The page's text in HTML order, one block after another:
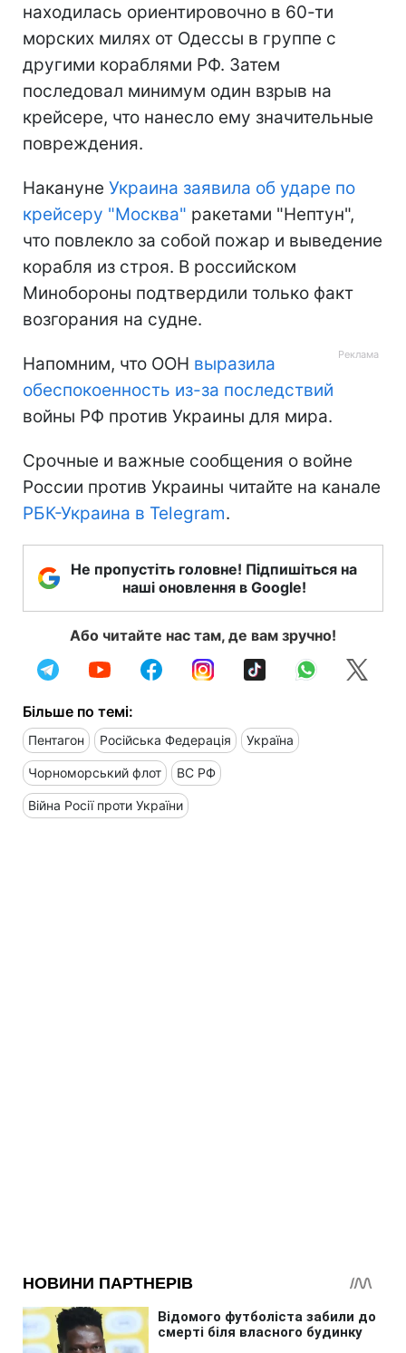
находилась ориентировочно в 60-ти
морских милях от Одессы в группе с
другими кораблями РФ. Затем
последовал минимум один взрыв на
крейсере, что нанесло ему значительные
повреждения.
Накануне Украина заявила об ударе по
крейсеру "Москва" ракетами "Нептун",
что повлекло за собой пожар и выведение
корабля из строя. В российском
Минобороны подтвердили только факт
возгорания на судне.
Напомним, что ООН выразила
обеспокоенность из-за последствий
войны РФ против Украины для мира.
Срочные и важные сообщения о войне
России против Украины читайте на канале
РБК-Украина в Telegram.
Не пропустіть головне! Підпишіться на
наші оновлення в Google!
Або читайте нас там, де вам зручно!
Більше по темі:
Пентагон Російська Федерація Україна
Чорноморський флот ВС РФ
Війна Росії проти України